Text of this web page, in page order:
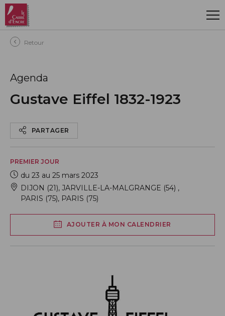
Aller au contenu principal
Retour
Agenda
Gustave Eiffel 1832-1923
PARTAGER
PREMIER JOUR
du 23 au 25 mars 2023
DIJON (21), JARVILLE-LA-MALGRANGE (54) ,
PARIS (75), PARIS (75)
AJOUTER À MON CALENDRIER